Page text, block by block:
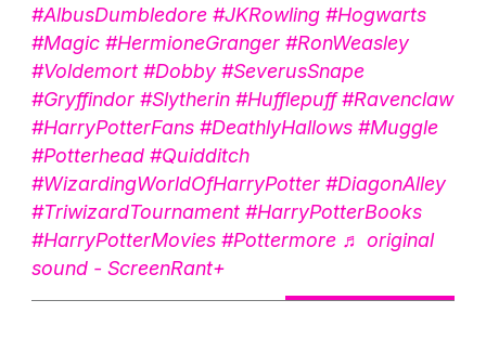
#AlbusDumbledore #JKRowling #Hogwarts
#Magic #HermioneGranger #RonWeasley
#Voldemort #Dobby #SeverusSnape
#Gryffindor #Slytherin #Hufflepuff #Ravenclaw
#HarryPotterFans #DeathlyHallows #Muggle
#Potterhead #Quidditch
#WizardingWorldOfHarryPotter #DiagonAlley
#TriwizardTournament #HarryPotterBooks
#HarryPotterMovies #Pottermore ♬ original
sound - ScreenRant+